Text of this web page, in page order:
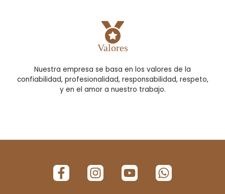
Valores
Nuestra empresa se basa en los valores de la
confiabilidad, profesionalidad, responsabilidad, respeto,
y en el amor a nuestro trabajo.